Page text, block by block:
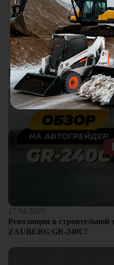
Смотреть
универсальная техника.
качества. Отдельный плюс
клиентам.
Видеоотзывы
17.04.2025
Революция в строительной
ZAUBERG GR-240C!